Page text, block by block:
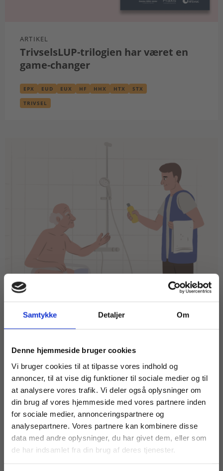
Samtykke Detaljer Om
Denne hjemmeside bruger cookies
Vi bruger cookies til at tilpasse vores indhold og
annoncer, til at vise dig funktioner til sociale medier og til
at analysere vores trafik. Vi deler også oplysninger om
din brug af vores hjemmeside med vores partnere inden
for sociale medier, annonceringspartnere og
analysepartnere. Vores partnere kan kombinere disse
data med andre oplysninger, du har givet dem, eller som
de har indsamlet fra din brug af deres tjenester.
ARTIKEL
TrivselsLUP-trilogien har været en
game-changer
EPX EUD EUX HF HHX HTX STX
TRIVSEL
ARTIKEL
Forfatterens stemme: Et
læremiddel, der favner alle
EPX EUD EUX
FORFATTERENS STEMME
Køb læremidler og find masterclasses mm.
Fortsæt som:
For privatkunder og
studerende. Du får
vist priser inkl.
For institutioner og
virksomheder. Du
får vist priser ekskl.